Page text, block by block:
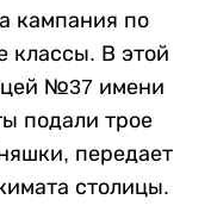
кампания по
классы. В этой
№37 имени
подали трое
передает
столицы.